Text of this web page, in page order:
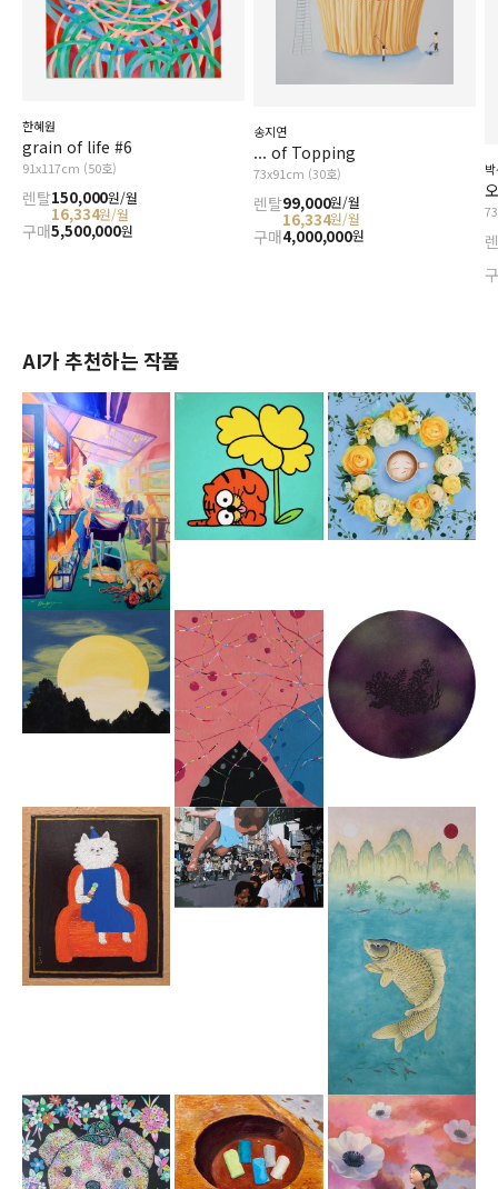
한혜원
grain of life #6
91x117cm (50호)
렌탈150,000원/월
16,334원/월
구매5,500,000원
송지연
... of Topping
73x91cm (30호)
렌탈99,000원/월
16,334원/월
구매4,000,000원
AI가 추천하는 작품